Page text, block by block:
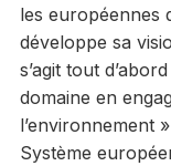
les européennes
développe sa
s’agit tout
domaine en
l’environnement
Système